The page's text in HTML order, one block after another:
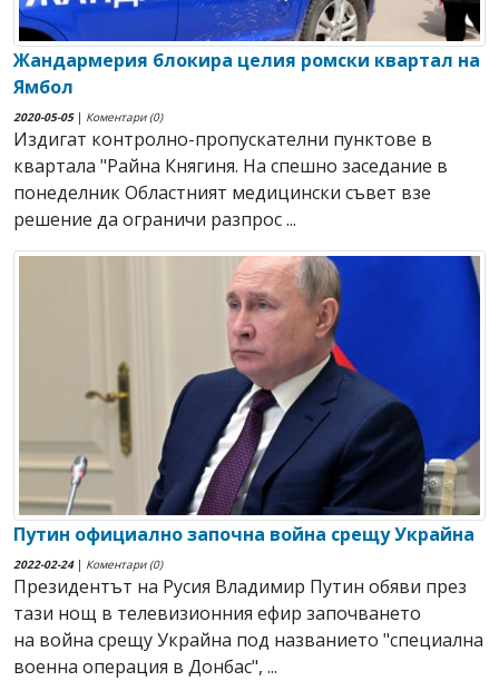
Жандармерия блокира целия ромски квартал на
Ямбол
2020-05-05| Коментари (0)
Издигат контролно-пропускателни пунктове в
квартала "Райна Княгиня. На спешно заседание в
понеделник Областният медицински съвет взе
решение да ограничи разпрос ...
Путин официално започна война срещу Украйна
2022-02-24| Коментари (0)
Президентът на Русия Владимир Путин обяви през
тази нощ в телевизионния ефир започването
на война срещу Украйна под названието "специална
военна операция в Донбас", ...